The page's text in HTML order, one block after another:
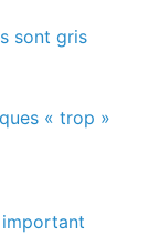
sont gris
« trop »